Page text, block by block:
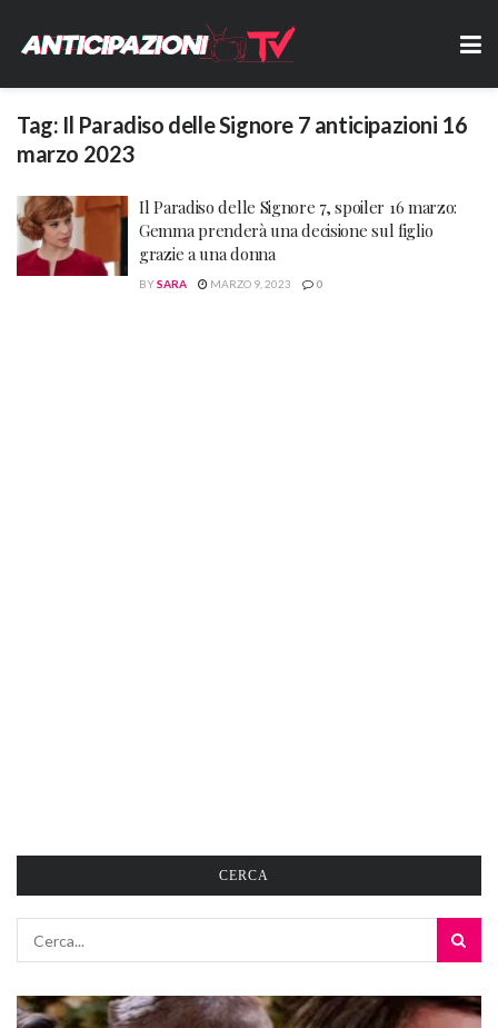
Tag: Il Paradiso delle Signore 7 anticipazioni 16
marzo 2023
Il Paradiso delle Signore 7, spoiler 16 marzo:
Gemma prenderà una decisione sul figlio
grazie a una donna
BYSARA MARZO 9, 2023 0
CERCA